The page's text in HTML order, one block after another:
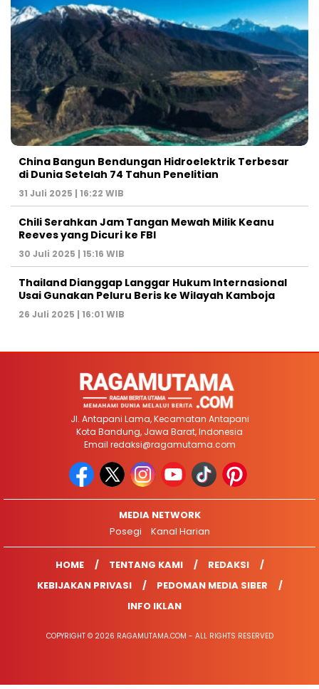
China Bangun Bendungan Hidroelektrik Terbesar
di Dunia Setelah 74 Tahun Penelitian
31 Juli 2025 | 16:22 WIB
Chili Serahkan Jam Tangan Mewah Milik Keanu
Reeves yang Dicuri ke FBI
30 Juli 2025 | 15:16 WIB
Thailand Dianggap Langgar Hukum Internasional
Usai Gunakan Peluru Beris ke Wilayah Kamboja
26 Juli 2025 | 16:01 WIB
Jl. Antapani Lama, Kecamatan Antapani
Kota Bandung, Jawa Barat, Indonesia
Email redaksi@ragamutama.com
MEDIA NETWORK
Posegi
Kanal Harian
HOME TENTANG KAMI
REDAKSI
KEBIJAKAN PRIVASI
PEDOMAN MEDIA SIBER
INFO IKLAN
COPYRIGHT © 2026 RAGAMUTAMA.COM - ALL RIGHTS RESERVED